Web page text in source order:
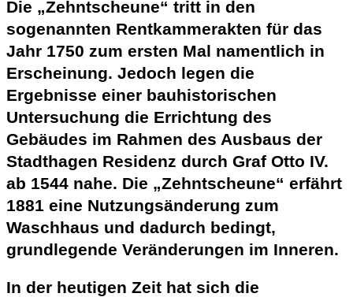
Die „Zehntscheune“ tritt in den
sogenannten Rentkammerakten für das
Jahr 1750 zum ersten Mal namentlich in
Erscheinung. Jedoch legen die
Ergebnisse einer bauhistorischen
Untersuchung die Errichtung des
Gebäudes im Rahmen des Ausbaus der
Stadthagen Residenz durch Graf Otto IV.
ab 1544 nahe. Die „Zehntscheune“ erfährt
1881 eine Nutzungsänderung zum
Waschhaus und dadurch bedingt,
grundlegende Veränderungen im Inneren.
In der heutigen Zeit hat sich die